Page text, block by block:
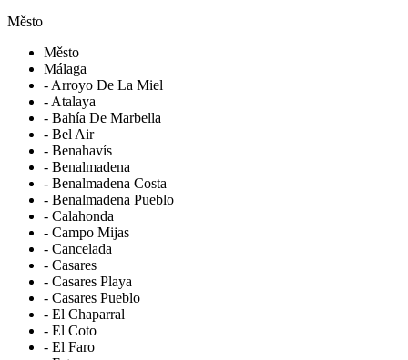
Město
Město
Málaga
- Arroyo De La Miel
- Atalaya
- Bahía De Marbella
- Bel Air
- Benahavís
- Benalmadena
- Benalmadena Costa
- Benalmadena Pueblo
- Calahonda
- Campo Mijas
- Cancelada
- Casares
- Casares Playa
- Casares Pueblo
- El Chaparral
- El Coto
- El Faro